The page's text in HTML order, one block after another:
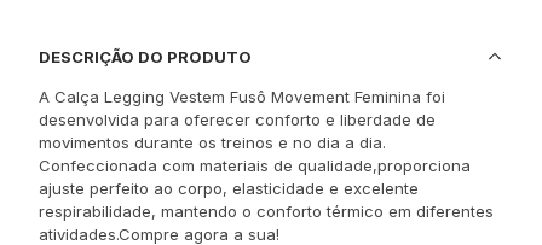
DESCRIÇÃO DO PRODUTO
A Calça Legging Vestem Fusô Movement Feminina foi
desenvolvida para oferecer conforto e liberdade de
movimentos durante os treinos e no dia a dia.
Confeccionada com materiais de qualidade,proporciona
ajuste perfeito ao corpo, elasticidade e excelente
respirabilidade, mantendo o conforto térmico em diferentes
atividades.Compre agora a sua!